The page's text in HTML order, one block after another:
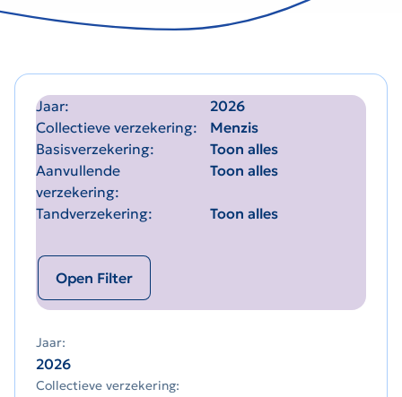
Jaar
2026
Collectieve verzekering
Menzis
Basisverzekering
Toon alles
Aanvullende
verzekering
Toon alles
Tandverzekering Toon alles
Open Filter
Jaar:
2026
Collectieve verzekering: